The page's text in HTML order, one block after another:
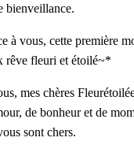
bienveillance.
à vous, cette première
rêve fleuri et étoilé~*
mes chères
de bonheur et de
sont chers.